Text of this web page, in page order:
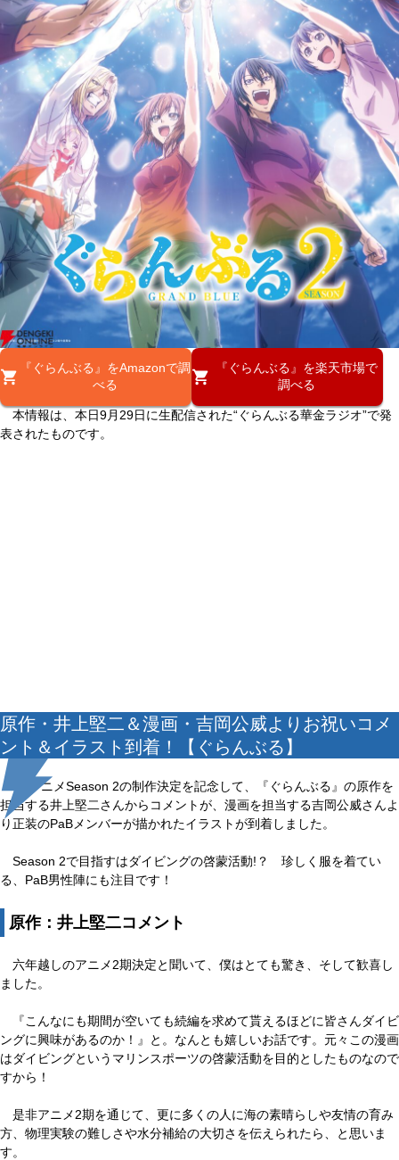
『ぐらんぶる』をAmazonで調
べる
『ぐらんぶる』を楽天市場で
調べる
本情報は、本日9月29日に生配信された“ぐらんぶる華金ラジオ”で発
表されたものです。
原作・井上堅二＆漫画・吉岡公威よりお祝いコメ
ント＆イラスト到着！【ぐらんぶる】
TVアニメSeason 2の制作決定を記念して、『ぐらんぶる』の原作を
担当する井上堅二さんからコメントが、漫画を担当する吉岡公威さんよ
り正装のPaBメンバーが描かれたイラストが到着しました。
Season 2で目指すはダイビングの啓蒙活動!？ 珍しく服を着てい
る、PaB男性陣にも注目です！
原作：井上堅二コメント
六年越しのアニメ2期決定と聞いて、僕はとても驚き、そして歓喜し
ました。
『こんなにも期間が空いても続編を求めて貰えるほどに皆さんダイビ
ングに興味があるのか！』と。なんとも嬉しいお話です。元々この漫画
はダイビングというマリンスポーツの啓蒙活動を目的としたものなので
すから！
是非アニメ2期を通じて、更に多くの人に海の素晴らしや友情の育み
方、物理実験の難しさや水分補給の大切さを伝えられたら、と思いま
す。